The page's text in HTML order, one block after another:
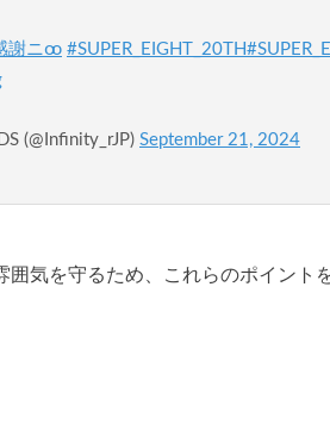
謝ニꚙ #SUPER_EIGHT_20TH
(@Infinity_rJP) September 21, 2024
囲気を守るため、これらのポイント